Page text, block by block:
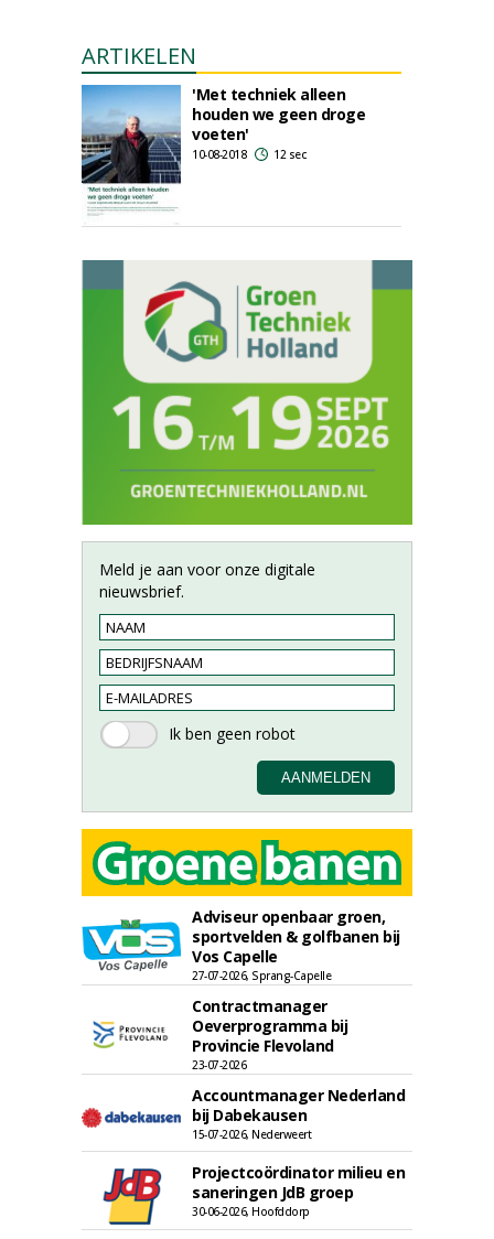
ARTIKELEN
'Met techniek alleen
houden we geen droge
voeten'
10-08-2018 12 sec
Meld je aan voor onze digitale
nieuwsbrief.
Adviseur openbaar groen,
sportvelden & golfbanen bij
Vos Capelle
27-07-2026, Sprang-Capelle
Contractmanager
Oeverprogramma bij
Provincie Flevoland
23-07-2026
Accountmanager Nederland
bij Dabekausen
15-07-2026, Nederweert
Projectcoördinator milieu en
saneringen JdB groep
30-06-2026, Hoofddorp